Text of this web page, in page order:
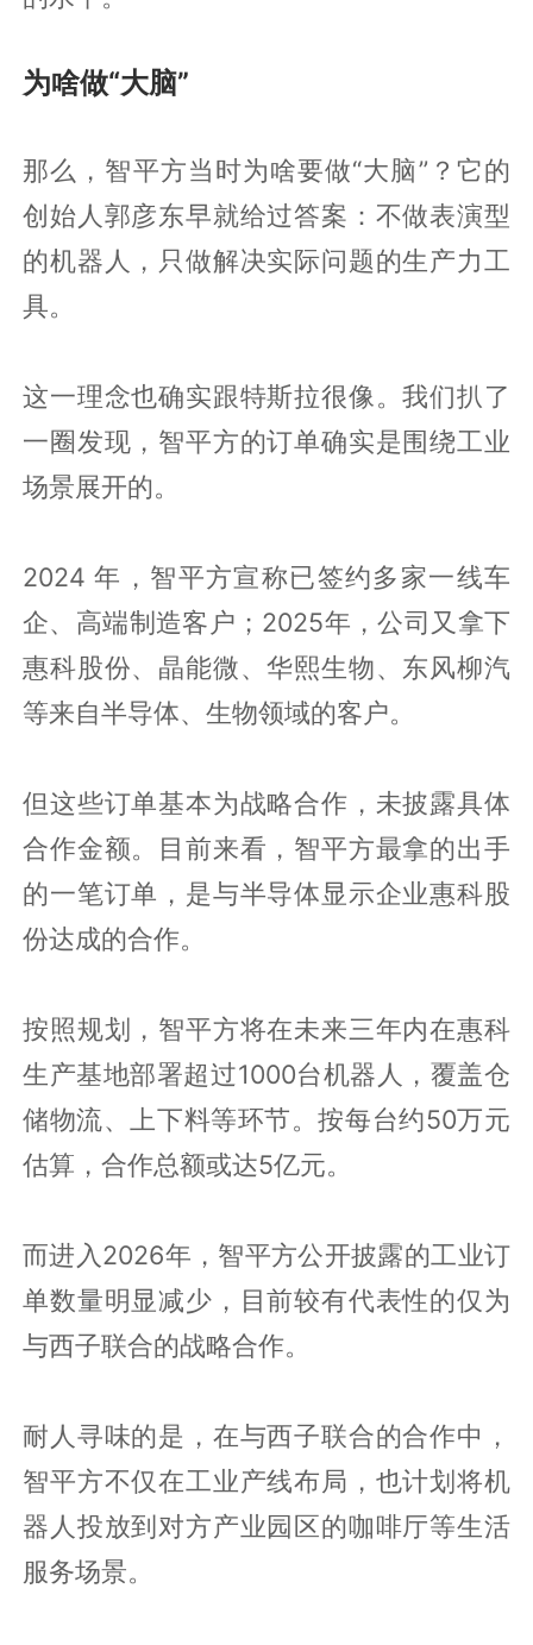
为啥做“大脑”
那么，智平方当时为啥要做“大脑”？它的
创始人郭彦东早就给过答案：不做表演型
的机器人，只做解决实际问题的生产力工
具。
这一理念也确实跟特斯拉很像。我们扒了
一圈发现，智平方的订单确实是围绕工业
场景展开的。
2024 年，智平方宣称已签约多家一线车
企、高端制造客户；2025年，公司又拿下
惠科股份、晶能微、华熙生物、东风柳汽
等来自半导体、生物领域的客户。
但这些订单基本为战略合作，未披露具体
合作金额。目前来看，智平方最拿的出手
的一笔订单，是与半导体显示企业惠科股
份达成的合作。
按照规划，智平方将在未来三年内在惠科
生产基地部署超过1000台机器人，覆盖仓
储物流、上下料等环节。按每台约50万元
估算，合作总额或达5亿元。
而进入2026年，智平方公开披露的工业订
单数量明显减少，目前较有代表性的仅为
与西子联合的战略合作。
耐人寻味的是，在与西子联合的合作中，
智平方不仅在工业产线布局，也计划将机
器人投放到对方产业园区的咖啡厅等生活
服务场景。